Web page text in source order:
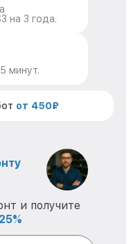
на 3 года.
минут.
от 450₽
и получите